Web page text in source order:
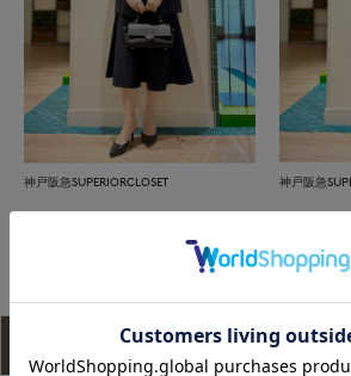
神戸阪急SUPERIORCLOSET 神戸阪急
アイテム説明 サイズ詳細